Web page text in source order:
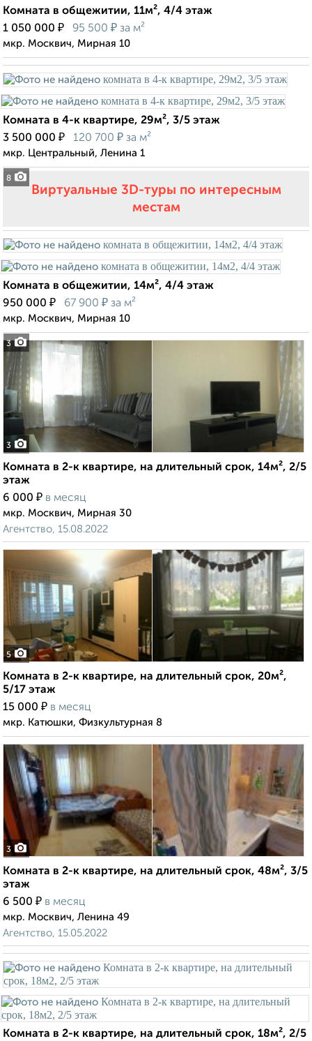
Комната в общежитии, 11м², 4/4 этаж
1 050 000 ₽ 95 500 ₽ за м²
мкр. Москвич, Мирная 10
8
Комната в 4-к квартире, 29м², 3/5 этаж
3 500 000 ₽ 120 700 ₽ за м²
мкр. Центральный, Ленина 1
Виртуальные 3D-туры по интересным
местам
3
Комната в общежитии, 14м², 4/4 этаж
950 000 ₽ 67 900 ₽ за м²
мкр. Москвич, Мирная 10
3
Комната в 2-к квартире, на длительный срок, 14м², 2/5
этаж
6 000 ₽ в месяц
мкр. Москвич, Мирная 30
Агентство, 15.08.2022
5
Комната в 2-к квартире, на длительный срок, 20м²,
5/17 этаж
15 000 ₽ в месяц
мкр. Катюшки, Физкультурная 8
3
Комната в 2-к квартире, на длительный срок, 48м², 3/5
этаж
6 500 ₽ в месяц
мкр. Москвич, Ленина 49
Агентство, 15.05.2022
Комната в 2-к квартире, на длительный срок, 18м², 2/5